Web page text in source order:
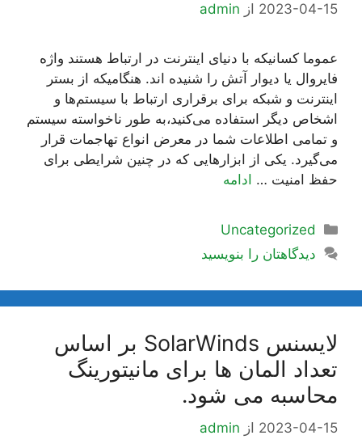
2023-04-15 از admin
عموما کسانیکه با دنیای اینترنت در ارتباط هستند واژه
فایروال یا دیوار آتش را شنیده اند. هنگامیکه از بستر
اینترنت و شبکه برای برقراری ارتباط با سیستم‌ها و
اشخاص دیگر استفاده می‌کنید،به طور ناخواسته سیستم
و تمامی اطلاعات شما در معرض انواع تهاجمات قرار
می‌گیرد. یکی از ابزارهایی که در چنین شرایطی برای
حفظ امنیت … ادامه
دسته‌ها
Uncategorized
دیدگاهتان را بنویسید
لایسنس SolarWinds بر اساس
تعداد المان ها برای مانیتورینگ
محاسبه می شود.
2023-04-15 از admin